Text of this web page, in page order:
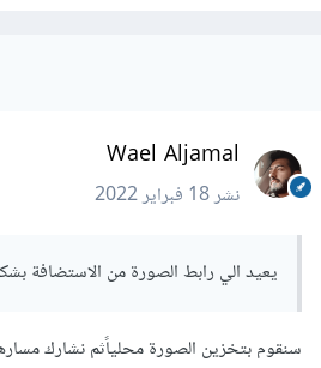
مسار الصورة يجب أن يكون على الهاتف
Wael Aljamal
نشر18 فبراير 2022
يعيد الي رابط الصورة من الاستضافة
سنقوم بتخزين الصورة محلياًثم نشارك